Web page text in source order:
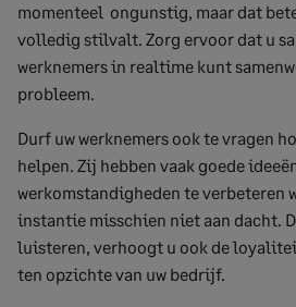
momenteel ongunstig, maar dat
volledig stilvalt. Zorg ervoor dat u
werknemers in realtime kunt
probleem.
Durf uw werknemers ook te vragen
helpen. Zij hebben vaak goede
werkomstandigheden te verbeteren
instantie misschien niet aan dacht.
luisteren, verhoogt u ook de
ten opzichte van uw bedrijf.